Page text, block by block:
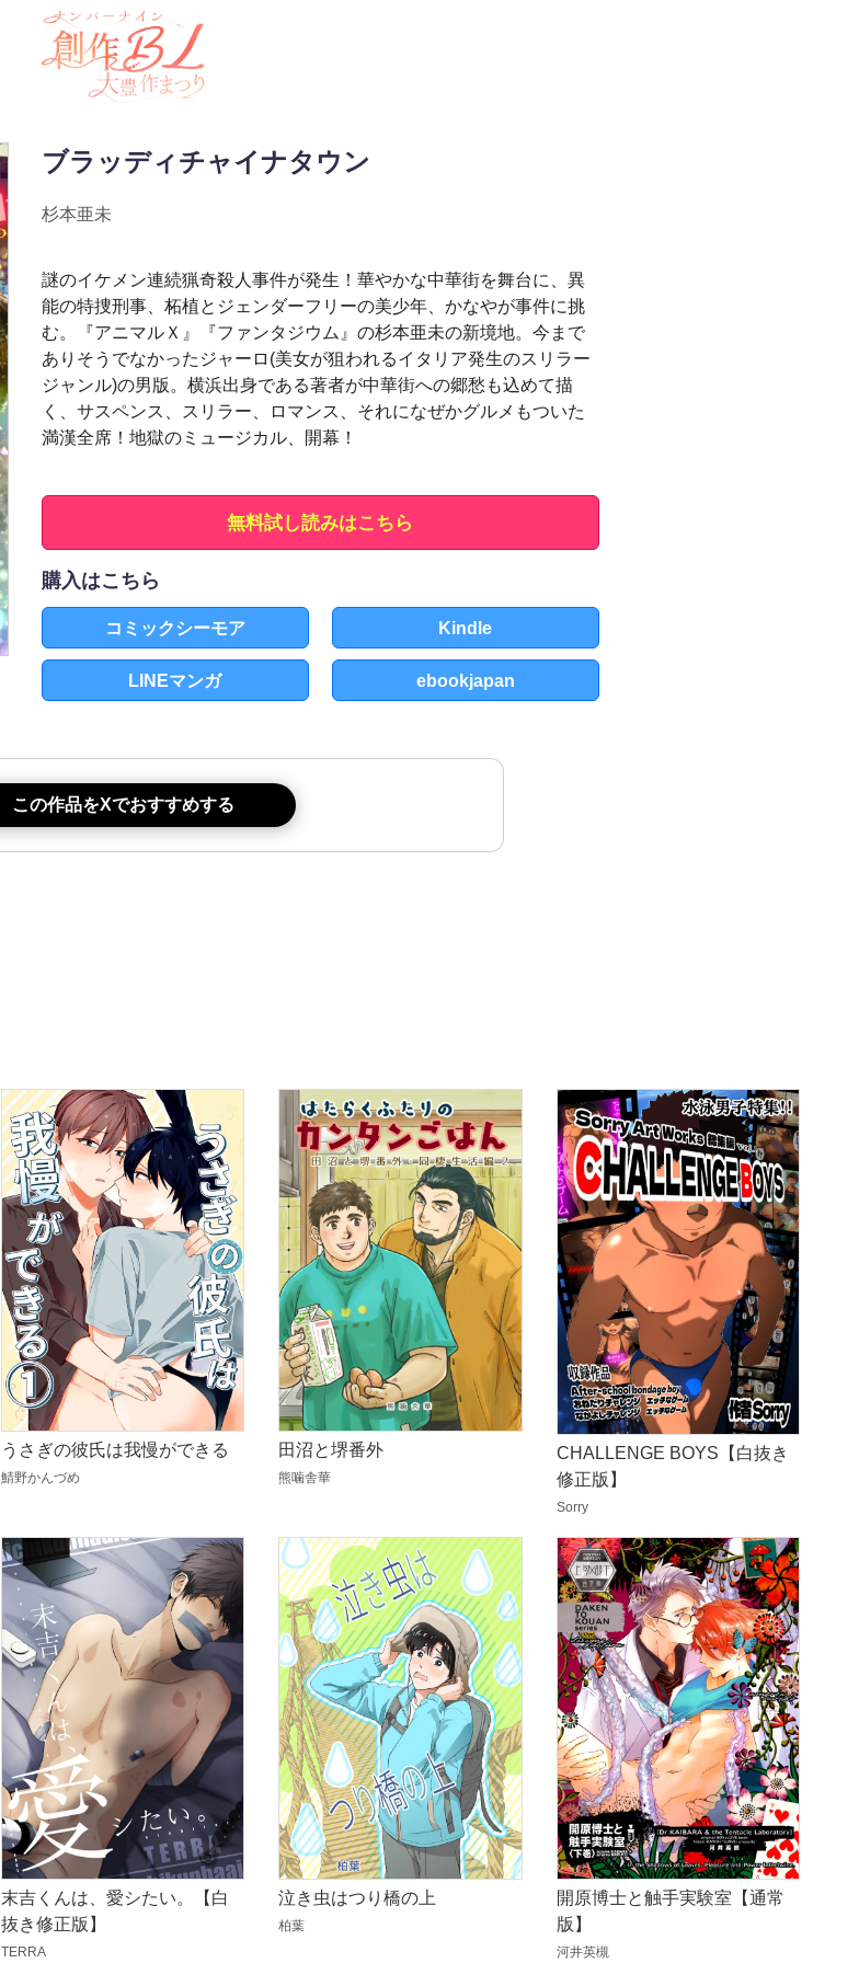
ブラッディチャイナタウン
杉本亜未
謎のイケメン連続猟奇殺人事件が発生！華やかな中華街を舞台に、異
能の特捜刑事、柘植とジェンダーフリーの美少年、かなやが事件に挑
む。『アニマルＸ』『ファンタジウム』の杉本亜未の新境地。今まで
ありそうでなかったジャーロ(美女が狙われるイタリア発生のスリラー
ジャンル)の男版。横浜出身である著者が中華街への郷愁も込めて描
く、サスペンス、スリラー、ロマンス、それになぜかグルメもついた
満漢全席！地獄のミュージカル、開幕！
無料試し読みはこちら
購入はこちら
コミックシーモア Kindle
LINEマンガ ebookjapan
この作品をXでおすすめする
うさぎの彼氏は我慢ができる
鯖野かんづめ
田沼と堺番外
熊噛舎華
CHALLENGE BOYS【白抜き
修正版】
Sorry
末吉くんは、愛シたい。【白
抜き修正版】
TERRA
泣き虫はつり橋の上
柏葉
開原博士と触手実験室【通常
版】
河井英槻